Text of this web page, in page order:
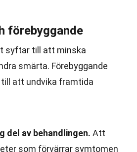
förebyggande
syftar till att minska
smärta. Förebyggande
att undvika framtida
del av behandlingen. Att
som förvärrar symtomen